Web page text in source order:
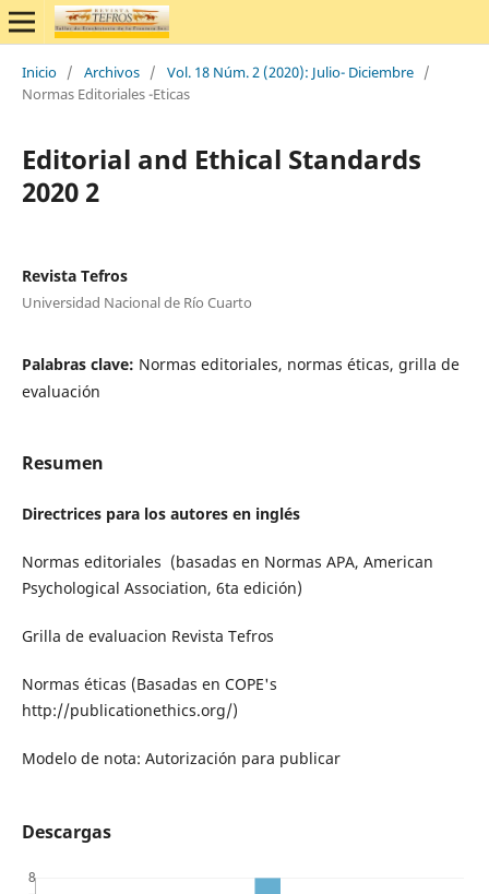
Inicio / Archivos / Vol. 18 Núm. 2 (2020): Julio- Diciembre /
Normas Editoriales -Eticas
Editorial and Ethical Standards
2020 2
Revista Tefros
Universidad Nacional de Río Cuarto
Palabras clave: Normas editoriales, normas éticas, grilla de
evaluación
Resumen
Directrices para los autores en inglés
Normas editoriales (basadas en Normas APA, American
Psychological Association, 6ta edición)
Grilla de evaluacion Revista Tefros
Normas éticas (Basadas en COPE's
http://publicationethics.org/)
Modelo de nota: Autorización para publicar
Descargas